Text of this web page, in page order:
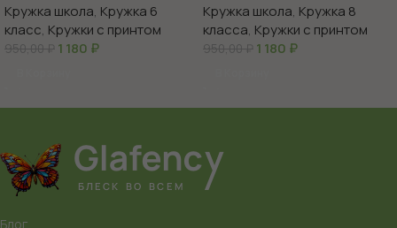
Кружка школа, Кружка 6
класс, Кружки с принтом
950,00₽ 1 180 ₽
Кружка школа, Кружка 8
класса, Кружки с принтом
950,00₽ 1 180 ₽
Блог